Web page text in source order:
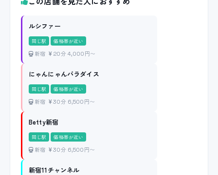
ルシファー
同じ駅 価格帯が近い
新宿 20分 4,000円〜
にゃんにゃんパラダイス
同じ駅 価格帯が近い
新宿 30分 6,500円〜
Betty新宿
同じ駅 価格帯が近い
新宿 30分 6,500円〜
新宿11チャンネル